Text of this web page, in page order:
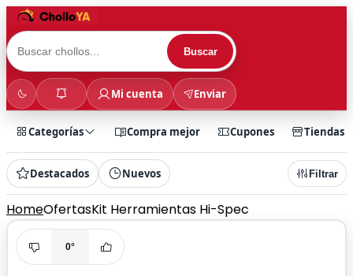
Buscar
Mi cuenta Enviar
Categorías Compra mejor Cupones Tiendas
Destacados Nuevos Filtrar
HomeOfertasKit Herramientas Hi-Spec
0°